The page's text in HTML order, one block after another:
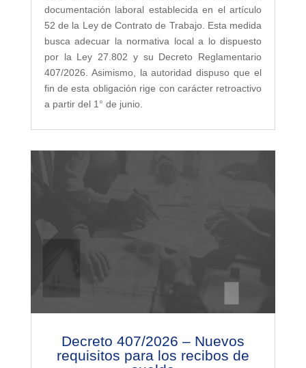
documentación laboral establecida en el artículo
52 de la Ley de Contrato de Trabajo. Esta medida
busca adecuar la normativa local a lo dispuesto
por la Ley 27.802 y su Decreto Reglamentario
407/2026. Asimismo, la autoridad dispuso que el
fin de esta obligación rige con carácter retroactivo
a partir del 1° de junio.
Decreto 407/2026 – Nuevos
requisitos para los recibos de